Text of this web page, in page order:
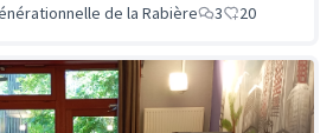
de la Rabière
3 20